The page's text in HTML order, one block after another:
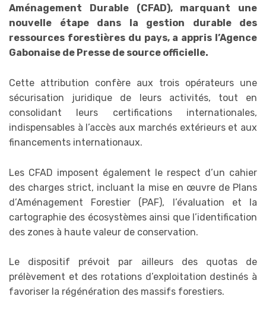
Aménagement Durable (CFAD), marquant une
nouvelle étape dans la gestion durable des
ressources forestières du pays, a appris l’Agence
Gabonaise de Presse de source officielle.
Cette attribution confère aux trois opérateurs une
sécurisation juridique de leurs activités, tout en
consolidant leurs certifications internationales,
indispensables à l’accès aux marchés extérieurs et aux
financements internationaux.
Les CFAD imposent également le respect d’un cahier
des charges strict, incluant la mise en œuvre de Plans
d’Aménagement Forestier (PAF), l’évaluation et la
cartographie des écosystèmes ainsi que l’identification
des zones à haute valeur de conservation.
Le dispositif prévoit par ailleurs des quotas de
prélèvement et des rotations d’exploitation destinés à
favoriser la régénération des massifs forestiers.